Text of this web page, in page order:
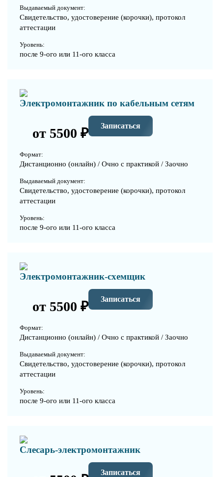
Выдаваемый документ:
Свидетельство, удостоверение (корочки), протокол
аттестации
Уровень:
после 9-ого или 11-ого класса
Электромонтажник по кабельным сетям
от 5500 ₽ Записаться
Формат:
Дистанционно (онлайн) / Очно с практикой / Заочно
Выдаваемый документ:
Свидетельство, удостоверение (корочки), протокол
аттестации
Уровень:
после 9-ого или 11-ого класса
Электромонтажник-схемщик
от 5500 ₽ Записаться
Формат:
Дистанционно (онлайн) / Очно с практикой / Заочно
Выдаваемый документ:
Свидетельство, удостоверение (корочки), протокол
аттестации
Уровень:
после 9-ого или 11-ого класса
Слесарь-электромонтажник
Записаться